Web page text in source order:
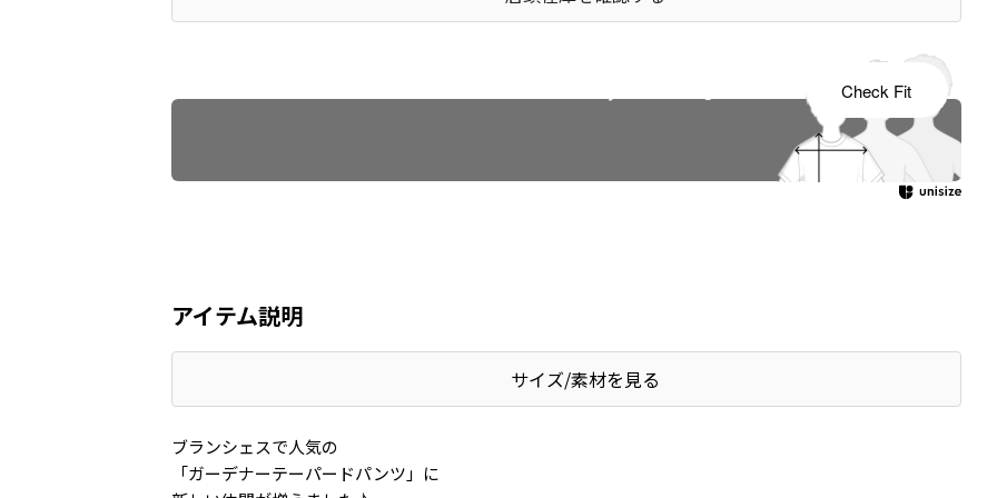
アイテム説明
サイズ/素材を見る
ブランシェスで人気の
「ガーデナーテーパードパンツ」に
Check Fit